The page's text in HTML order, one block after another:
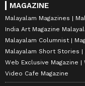
MAGAZINE
Malayalam Magazines
India Art Magazine
Malayalam Columnist
Malayalam Short Stories
Web Exclusive Magazine
Video Cafe Magazine